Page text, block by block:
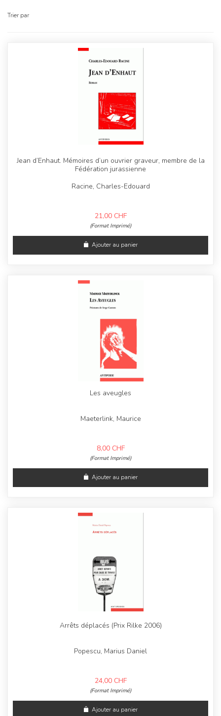
Trier par
Jean d’Enhaut. Mémoires d’un ouvrier graveur, membre de la
Fédération jurassienne
Racine, Charles-Edouard
21,00 CHF
(Format Imprimé)
Ajouter au panier
Les aveugles
Maeterlink, Maurice
8,00 CHF
(Format Imprimé)
Ajouter au panier
Arrêts déplacés (Prix Rilke 2006)
Popescu, Marius Daniel
24,00 CHF
(Format Imprimé)
Ajouter au panier